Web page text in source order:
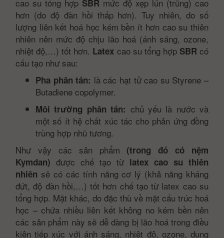
cao su tổng hợp SBR mức độ xẹp lún (trũng) cao
hơn (do độ đàn hồi thấp hơn). Tuy nhiên, do số
lượng liên kết hoá học kém bền ít hơn cao su thiên
nhiên nên mức độ chịu lão hoá (ánh sáng, ozone,
nhiệt độ,…) tốt hơn. Latex cao su tổng hợp SBR có
cấu tạo như sau:
Pha phân tán: là các hạt tử cao su Styrene –
Butadiene copolymer.
Môi trường phân tán: chủ yếu là nước và
một số ít hệ chất xúc tác cho phản ứng đồng
trùng hợp nhũ tương.
Như vậy các sản phẩm (trong đó có nệm
Kymdan) được chế tạo từ latex cao su thiên
nhiên sẽ có các tính năng cơ lý (khả năng kháng
đứt, độ đàn hồi,…) tốt hơn chế tạo từ latex cao su
tổng hợp. Mặt khác, do đặc thù về mặt cấu trúc hoá
học – chứa nhiều liên kết không no kém bền nên
các sản phẩm này sẽ dễ dàng bị lão hoá trong điều
kiện tiếp xúc với ánh sáng, nhiệt độ, ozone, dung